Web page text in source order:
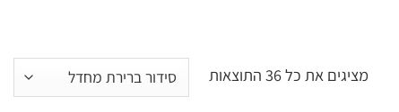
מציגים את כל ⁦36⁩ התוצאות